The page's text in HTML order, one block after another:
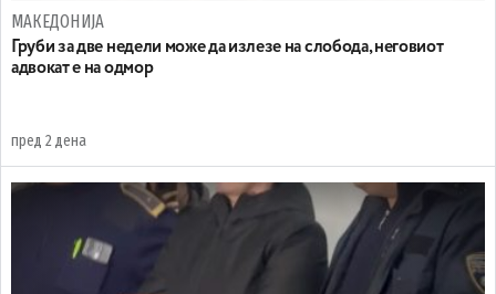
МАКЕДОНИЈА
Груби за две недели може да излезе на слобода, неговиот
адвокат е на одмор
пред 2 дена